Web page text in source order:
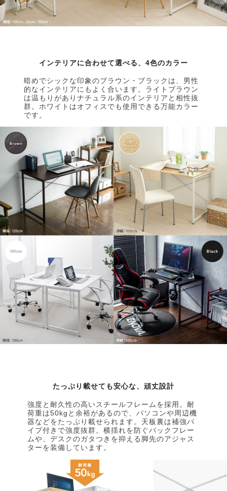
インテリアに合わせて選べる、4色のカラー
暗めでシックな印象のブラウン・ブラックは、男性
的なインテリアにもよく合います。ライトブラウン
は温もりがありナチュラル系のインテリアと相性抜
群。ホワイトはオフィスでも使用できる万能カラー
です。
たっぷり載せても安心な、頑丈設計
強度と耐久性の高いスチールフレームを採用。耐
荷重は50kgと余裕があるので、パソコンや周辺機
器などをたっぷり載せられます。天板裏は補強パ
イプ付きで強度抜群。横揺れを防ぐバックフレー
ムや、デスクのガタつきを抑える脚先のアジャス
ターを装備しています。